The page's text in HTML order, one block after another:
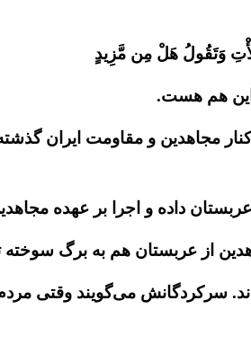
وَتَقُولُ هَلْ مِن مَّزِیدٍ
این هم هست.
مجاهدین و مقاومت ایران
از عربستان هم به برگ